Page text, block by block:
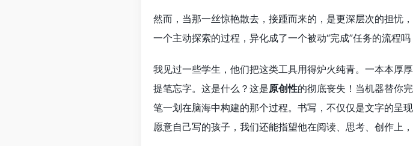
然而，当那一丝惊艳散去，接踵而来的，是更深层次的担忧
一个主动探索的过程，异化成了一个被动“完成”任务的流程吗
我见过一些学生，他们把这类工具用得炉火纯青。一本本厚
提笔忘字。这是什么？这是原创性的彻底丧失！当机器替你
笔一划在脑海中构建的那个过程。书写，不仅仅是文字的呈
愿意自己写的孩子，我们还能指望他在阅读、思考、创作上